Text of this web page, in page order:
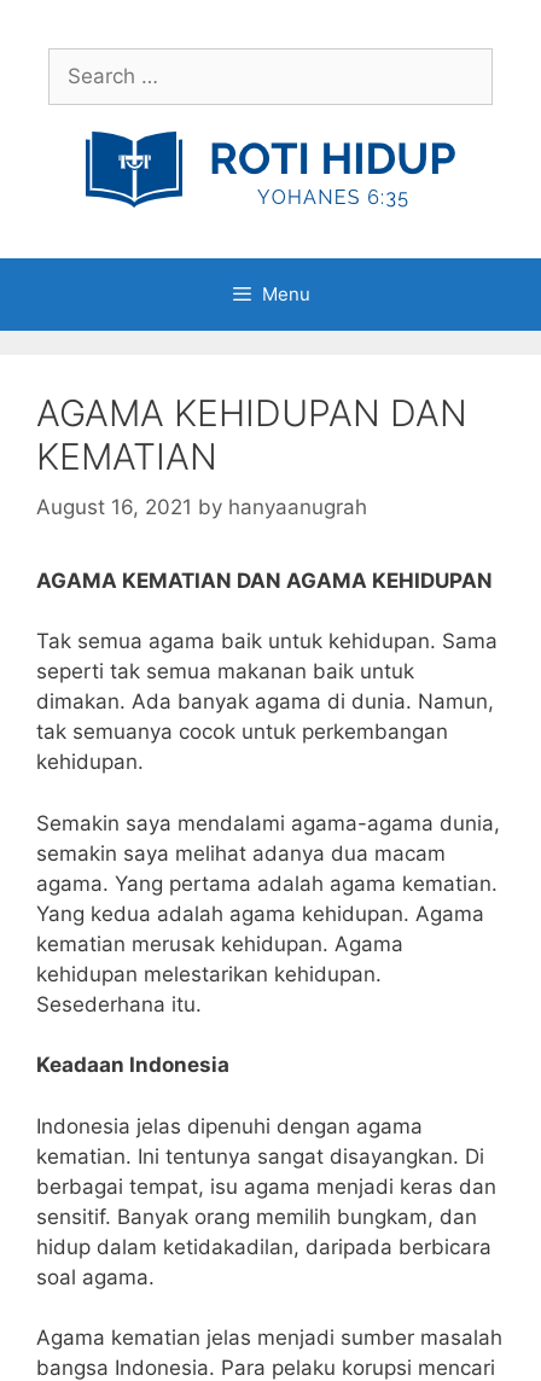
contentSearch
for:
Menu
AGAMA KEHIDUPAN DAN
KEMATIAN
August 16, 2021 by hanyaanugrah
AGAMA KEMATIAN DAN AGAMA KEHIDUPAN
Tak semua agama baik untuk kehidupan. Sama
seperti tak semua makanan baik untuk
dimakan. Ada banyak agama di dunia. Namun,
tak semuanya cocok untuk perkembangan
kehidupan.
Semakin saya mendalami agama-agama dunia,
semakin saya melihat adanya dua macam
agama. Yang pertama adalah agama kematian.
Yang kedua adalah agama kehidupan. Agama
kematian merusak kehidupan. Agama
kehidupan melestarikan kehidupan.
Sesederhana itu.
Keadaan Indonesia
Indonesia jelas dipenuhi dengan agama
kematian. Ini tentunya sangat disayangkan. Di
berbagai tempat, isu agama menjadi keras dan
sensitif. Banyak orang memilih bungkam, dan
hidup dalam ketidakadilan, daripada berbicara
soal agama.
Agama kematian jelas menjadi sumber masalah
bangsa Indonesia. Para pelaku korupsi mencari